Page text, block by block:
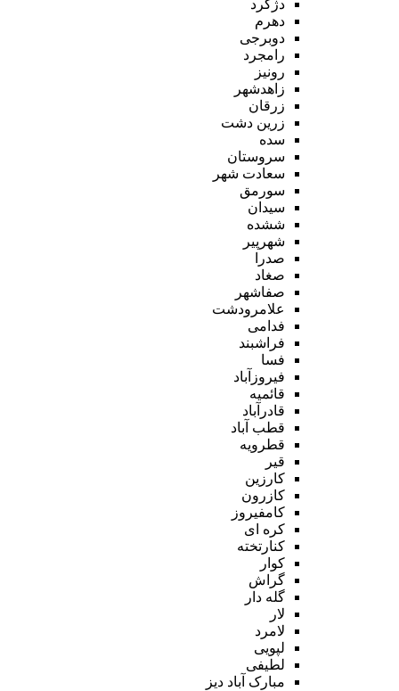
دژکرد
دهرم
دوبرجی
رامجرد
رونیز
زاهدشهر
زرقان
زرین دشت
سده
سروستان
سعادت شهر
سورمق
سیدان
ششده
شهرپیر
صدرا
صغاد
صفاشهر
علامرودشت
فدامی
فراشبند
فسا
فیروزآباد
قائمیه
قادرآباد
قطب آباد
قطرویه
قیر
کارزین
کازرون
کامفیروز
کره ای
کنارتخته
کوار
گراش
گله دار
لار
لامرد
لپویی
لطیفی
مبارک آباد دیز